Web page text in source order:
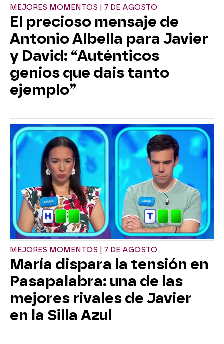
MEJORES MOMENTOS | 7 DE AGOSTO
El precioso mensaje de
Antonio Albella para Javier
y David: “Auténticos
genios que dais tanto
ejemplo”
MEJORES MOMENTOS | 7 DE AGOSTO
María dispara la tensión en
Pasapalabra: una de las
mejores rivales de Javier
en la Silla Azul